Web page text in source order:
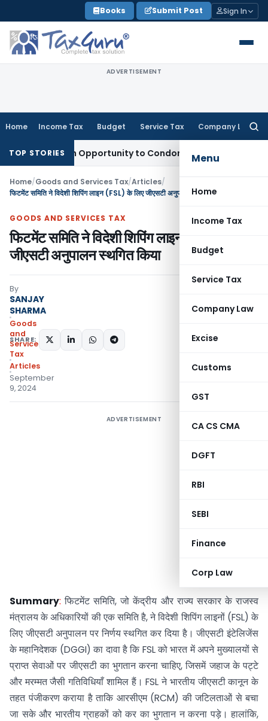
to
content
Books Submit Post Sign In
ADVERTISEMENT
Home Income Tax Budget Service Tax Company Law
Menu
Home
Income Tax
Budget
Service Tax
Company Law
Excise
Customs
GST
CA CS CMA
DGFT
RBI
SEBI
Finance
Corp Law
TOP STORIES
Opportunity to Condone KVAT Appeal Delay
Home/Goods and Services Tax/Articles/
फिटमेंट समिति ने विदेशी शिपिंग लाइन (FSL) के लिए जीएसटी अनुपालन स्थगित किया
GOODS AND SERVICES TAX
फिटमेंट समिति ने विदेशी शिपिंग लाइन (FSL) के लिए
जीएसटी अनुपालन स्थगित किया
By
SANJAY
SHARMA
Goods
and
Services
Tax
Articles
September
9, 2024
SHARE:
ADVERTISEMENT
Summary:फिटमेंट समिति, जो केंद्रीय और राज्य सरकार के राजस्व
मंत्रालय के अधिकारियों की एक समिति है, ने विदेशी शिपिंग लाइनों (FSL) के
लिए जीएसटी अनुपालन पर निर्णय स्थगित कर दिया है। जीएसटी इंटेलिजेंस
के महानिदेशक (DGGI) का दावा है कि FSL को भारत में अपने मुख्यालयों से
प्राप्त सेवाओं पर जीएसटी का भुगतान करना चाहिए, जिसमें जहाज के पट्टे
और मरम्मत जैसी गतिविधियाँ शामिल हैं। FSL ने भारतीय जीएसटी कानून के
तहत पंजीकरण कराया है ताकि आरसीएम (RCM) की जटिलताओं से बचा
जा सके और भारतीय ग्राहकों को कर का भुगतान न करना पड़े। हालांकि,